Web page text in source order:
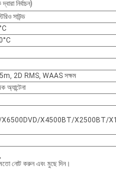
নির্বাচন)
সাউন্ড
2D RMS, WAAS সক্ষম
অ্যান্টেনা
X4500BT/X2500BT/
নোট করুন এবং মুছে দিন।